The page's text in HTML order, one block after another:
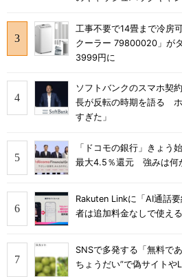
工事不要で14畳まで冷房
クーラー 79800020」が
3999円に
ソフトバンクのスマホ契
長が反転の時期を語る
すぎた」
「ドコモの銀行」きょう
最大4.5％還元 強みは何
Rakuten Linkに「AI通話
者は追加料金なしで使える
SNSで多発する「無料で
ちょうだい”で偽サイトや